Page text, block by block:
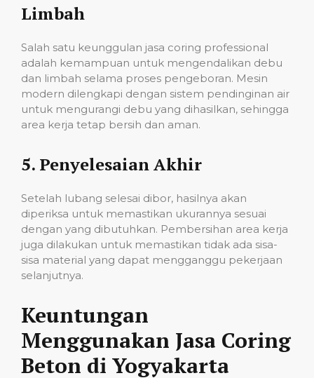
Limbah
Salah satu keunggulan jasa coring professional
adalah kemampuan untuk mengendalikan debu
dan limbah selama proses pengeboran. Mesin
modern dilengkapi dengan sistem pendinginan air
untuk mengurangi debu yang dihasilkan, sehingga
area kerja tetap bersih dan aman.
5. Penyelesaian Akhir
Setelah lubang selesai dibor, hasilnya akan
diperiksa untuk memastikan ukurannya sesuai
dengan yang dibutuhkan. Pembersihan area kerja
juga dilakukan untuk memastikan tidak ada sisa-
sisa material yang dapat mengganggu pekerjaan
selanjutnya.
Keuntungan
Menggunakan Jasa Coring
Beton di Yogyakarta